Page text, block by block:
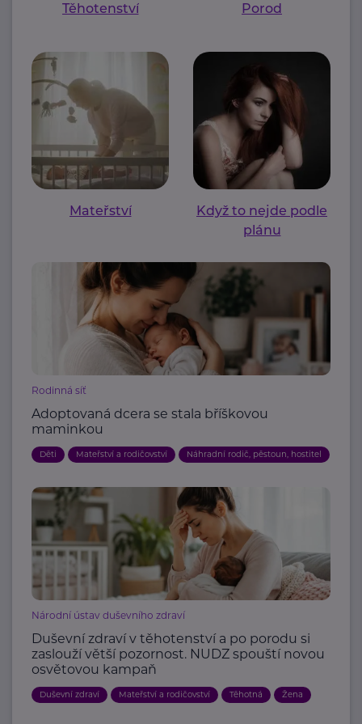
Těhotenství Porod
Mateřství
Když to nejde podle
plánu
Rodinná síť
Adoptovaná dcera se stala bříškovou
maminkou
Děti Mateřství a rodičovství Náhradní rodič, pěstoun, hostitel
Národní ústav duševního zdraví
Duševní zdraví v těhotenství a po porodu si
zaslouží větší pozornost. NUDZ spouští novou
osvětovou kampaň
Duševní zdraví Mateřství a rodičovství Těhotná Žena